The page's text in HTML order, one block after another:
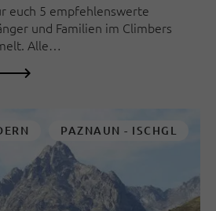
euch 5 empfehlenswerte
und Familien im Climbers
Alle…
PAZNAUN - ISCHGL